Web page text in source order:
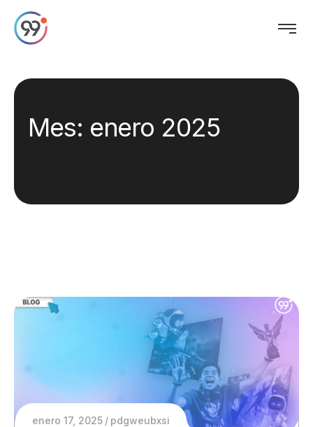
Mes: enero 2025
enero 17, 2025 pdgweubxsi